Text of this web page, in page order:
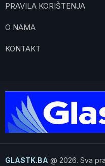
PRAVILA KORIŠTENJA
O NAMA
KONTAKT
GLASTK.BA @ 2026. Sva